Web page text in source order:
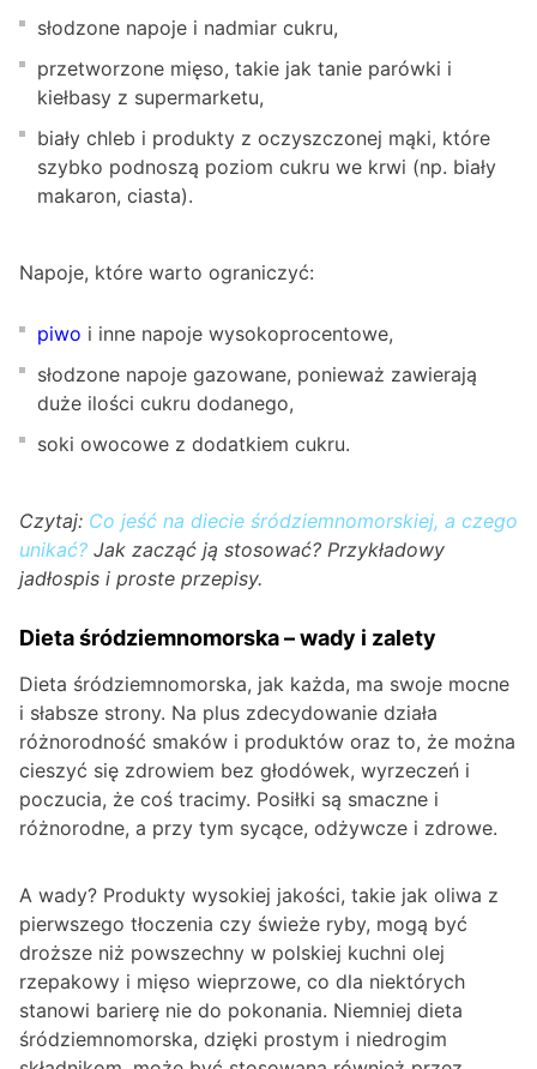
słodzone napoje i nadmiar cukru,
przetworzone mięso, takie jak tanie parówki i
kiełbasy z supermarketu,
biały chleb i produkty z oczyszczonej mąki, które
szybko podnoszą poziom cukru we krwi (np. biały
makaron, ciasta).
Napoje, które warto ograniczyć:
piwo i inne napoje wysokoprocentowe,
słodzone napoje gazowane, ponieważ zawierają
duże ilości cukru dodanego,
soki owocowe z dodatkiem cukru.
Czytaj: Co jeść na diecie śródziemnomorskiej, a czego
unikać? Jak zacząć ją stosować? Przykładowy
jadłospis i proste przepisy.
Dieta śródziemnomorska – wady i zalety
Dieta śródziemnomorska, jak każda, ma swoje mocne
i słabsze strony. Na plus zdecydowanie działa
różnorodność smaków i produktów oraz to, że można
cieszyć się zdrowiem bez głodówek, wyrzeczeń i
poczucia, że coś tracimy. Posiłki są smaczne i
różnorodne, a przy tym sycące, odżywcze i zdrowe.
A wady? Produkty wysokiej jakości, takie jak oliwa z
pierwszego tłoczenia czy świeże ryby, mogą być
droższe niż powszechny w polskiej kuchni olej
rzepakowy i mięso wieprzowe, co dla niektórych
stanowi barierę nie do pokonania. Niemniej dieta
śródziemnomorska, dzięki prostym i niedrogim